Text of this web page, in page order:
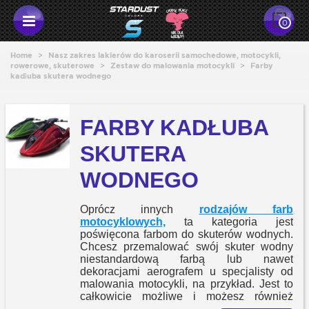
0
Home >
Nasz zakres lakierów do karoserii samochedowe, motocykli,
rowerowe, skuterowe
> Zestaw do malowania motocykli >
Farby
kadłuba skutera wodnego
FARBY KADŁUBA
SKUTERA
WODNEGO
Oprócz innych rodzajów farb
motocyklowych, ta kategoria jest
poświęcona farbom do skuterów wodnych.
Chcesz przemalować swój skuter wodny
niestandardową farbą lub nawet
dekoracjami aerografem u specjalisty od
malowania motocykli, na przykład. Jest to
całkowicie możliwe i możesz również